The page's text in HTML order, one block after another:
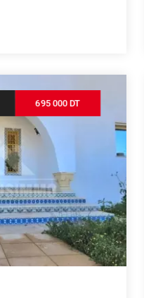
695 000 DT